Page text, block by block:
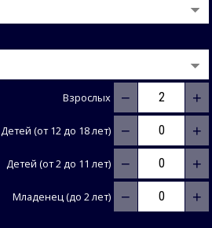
Взрослых − +
Детей (от 12 до 18 лет) − +
Детей (от 2 до 11 лет) − +
Младенец (до 2 лет) − +